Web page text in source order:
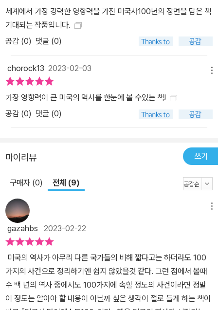
을 상기시켜줬다고 볼 수 있다. 미국은 지는 해인가? 뜨는 해인가? 미
국의 미래를 역사로 읽다 현재 가장 강력한 나라는 누가 뭐라해도 미
정지어 부를 수 있을까? 그것은 많은 의견이 갈릴 것이다. 데탕트 시
신의 국익을 위해 행동하고 있다. 미국은 자신이 세계의 질서를 주도
하려 하지만, 중동을 비롯해, 베트남에서도 패권국의 체면을 구겼다.
현재 일어난 다양한 국가 분쟁에서도 마찬가지다. 미국은 세계에서
벌어지는 다양한 분쟁에 개입해 영향력을 행사하려 하지만, 떠오르는
중국이나, 러시아, 유럽, 일본, 중동 등 다양한 국가들에 의해 자신의
일 것일까? 혹은 다시 한번 미국이라는 국가를 중심으로 세계 질서가
한 사건을 입체적으로 바라보면서 나름의 생각을 정리할 수 있는 계
기가 될 것이다.
세계에서 가장 강력한 영향력을 가진 미국사100년의 장면을 담은 책
기대되는 작품입니다.
공감 (0) 댓글 (0)
chorock13 2023-02-03
가장 영향력이 큰 미국의 역사를 한눈에 볼 수있는 책!
공감 (0) 댓글 (0)
마이리뷰 쓰기
구매자 (0) 전체 (9)
gazahbs 2023-02-22
미국의 역사가 아무리 다른 국가들의 비해 짧다고는 하더라도 100
가지의 사건으로 정리하기엔 쉽지 않았을것 같다. 그런 점에서 볼때
수 백 년의 역사 중에서도 100가지에 속할 정도의 사건이라면 정말
이 정도는 알아야 할 내용이 아닐까 싶은 생각이 절로 들게 하는 책이